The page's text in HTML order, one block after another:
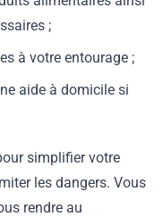
;
à votre entourage ;
aide à domicile si
simplifier votre
les dangers. Vous
rendre au